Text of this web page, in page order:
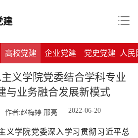
建
高校党建 企业党建 党史党建 人民
义学院党委结合学科专业
与业务融合发展新模式
作者:赵梅婷 邢亮 2022-06-20
义学院党委深入学习贯彻习近平总